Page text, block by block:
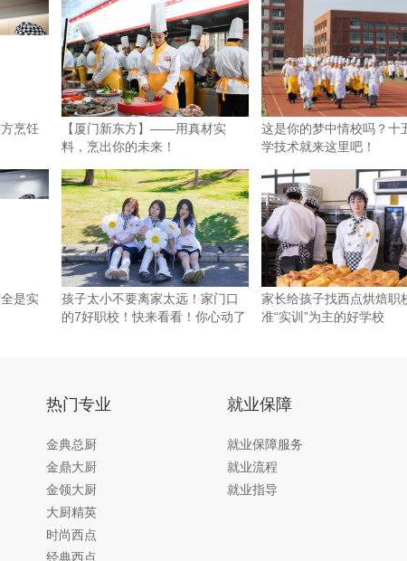
烹饪
【厦门新东方】——用真材实
料，烹出你的未来！
这是你的梦中情校吗？十
学技术就来这里吧！
是实
孩子太小不要离家太远！家门口
的7好职校！快来看看！你心动了
家长给孩子找西点烘焙
准“实训”为主的好学校
热门专业
金典总厨
金鼎大厨
金领大厨
大厨精英
时尚西点
经典西点
就业保障
就业保障服务
就业流程
就业指导